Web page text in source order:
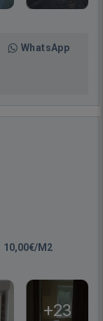
WhatsApp
10,00€/M2
+23